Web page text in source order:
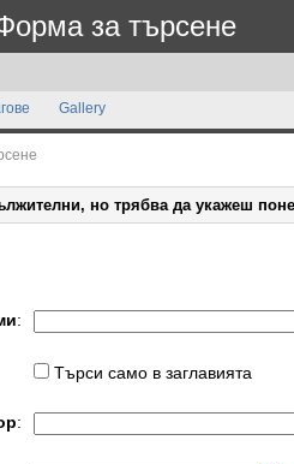
за търсене
Gallery
но трябва да укажеш
:
Търси само в заглавията
: